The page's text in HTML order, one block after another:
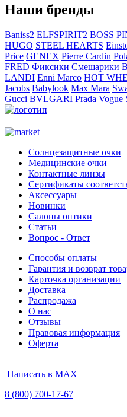
Наши бренды
Baniss2 ELFSPIRIT2 BOSS
HUGO STEEL HEARTS
Price GENEX Pierre Cardin
FRED Фиксики Смешарики
LANDI Enni Marco HOT
Jacobs Babylook Max Mara
Gucci BVLGARI Prada Vogue
Солнцезащитные очки
Медицинские очки
Контактные линзы
Сертификаты
Аксессуары
Новинки
Салоны оптики
Статьи
Вопрос - Ответ
Способы оплаты
Гарантия и возврат
Карточка организации
Доставка
Распродажа
О нас
Отзывы
Правовая информация
Оферта
Написать в MAX
8 (800) 700-17-67